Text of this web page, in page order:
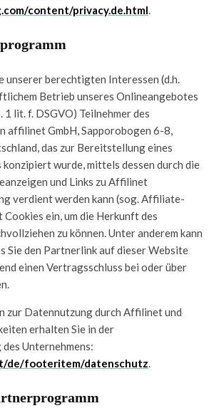
content/privacy.de.html.
unserer berechtigten Interessen (d.h.
Betrieb unseres Onlineangebotes
1 lit. f. DSGVO) Teilnehmer des
affilinet GmbH, Sapporobogen 6-8,
das zur Bereitstellung eines
wurde, mittels dessen durch die
und Links zu Affilinet
verdient werden kann (sog. Affiliate-
ein, um die Herkunft des
zu können. Unter anderem kann
Sie den Partnerlink auf dieser Website
einen Vertragsschluss bei oder über
zur Datennutzung durch Affilinet und
erhalten Sie in der
Unternehmens:
de/footeritem/datenschutz.